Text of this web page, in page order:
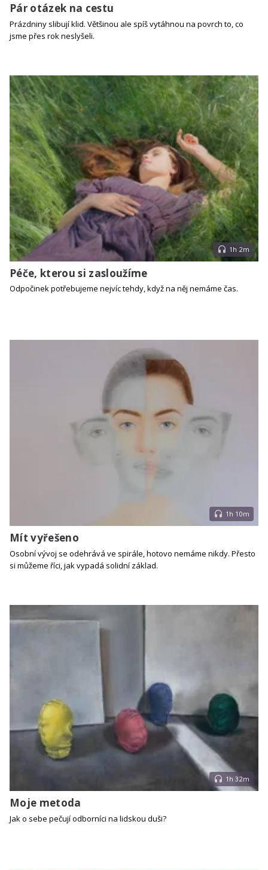
Pár otázek na cestu
Prázdniny slibují klid. Většinou ale spíš vytáhnou na povrch to, co
jsme přes rok neslyšeli.
1h 2m
Péče, kterou si zasloužíme
Odpočinek potřebujeme nejvíc tehdy, když na něj nemáme čas.
1h 10m
Mít vyřešeno
Osobní vývoj se odehrává ve spirále, hotovo nemáme nikdy. Přesto
si můžeme říci, jak vypadá solidní základ.
1h 32m
Moje metoda
Jak o sebe pečují odborníci na lidskou duši?